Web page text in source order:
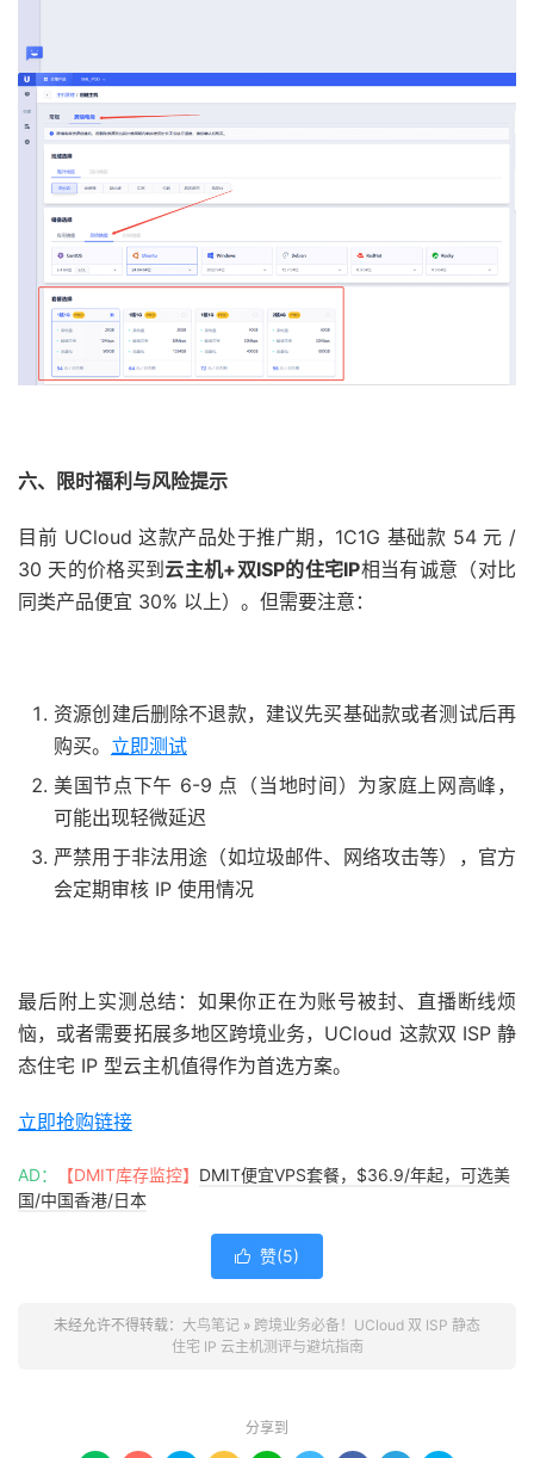
六、限时福利与风险提示
目前 UCloud 这款产品处于推广期，1C1G 基础款 54 元 /
30 天的价格买到 云主机+双ISP的住宅IP相当有诚意（对比
同类产品便宜 30% 以上）。但需要注意：
资源创建后删除不退款，建议先买基础款或者测试后再
购买。 立即测试
美国节点下午 6-9 点（当地时间）为家庭上网高峰，
可能出现轻微延迟
严禁用于非法用途（如垃圾邮件、网络攻击等），官方
会定期审核 IP 使用情况
最后附上实测总结：如果你正在为账号被封、直播断线烦
恼，或者需要拓展多地区跨境业务，UCloud 这款双 ISP 静
态住宅 IP 型云主机值得作为首选方案。
立即抢购链接
AD： 【DMIT库存监控】 DMIT便宜VPS套餐，$36.9/年起，可选美
国/中国香港/日本
 赞(5)
未经允许不得转载： 大鸟笔记 » 跨境业务必备！UCloud 双 ISP 静态
住宅 IP 云主机测评与避坑指南
分享到